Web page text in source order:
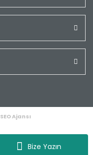
Bize Yazın
SEO Ajansı